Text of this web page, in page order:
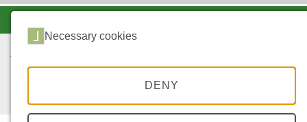
Necessary cookies
DENY